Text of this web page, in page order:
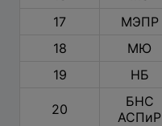
17
МЭПР
18
МЮ
19
НБ
20
БНС
АСПиР